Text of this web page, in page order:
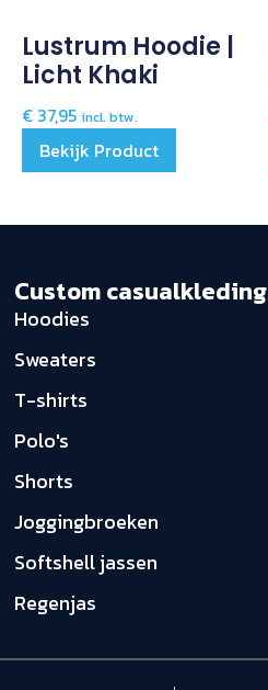
Lustrum Hoodie |
Licht Khaki
€ 37,95 incl. btw.
Bekijk Product
Custom casualkleding
Hoodies
Sweaters
T-shirts
Polo's
Shorts
Joggingbroeken
Softshell jassen
Regenjas